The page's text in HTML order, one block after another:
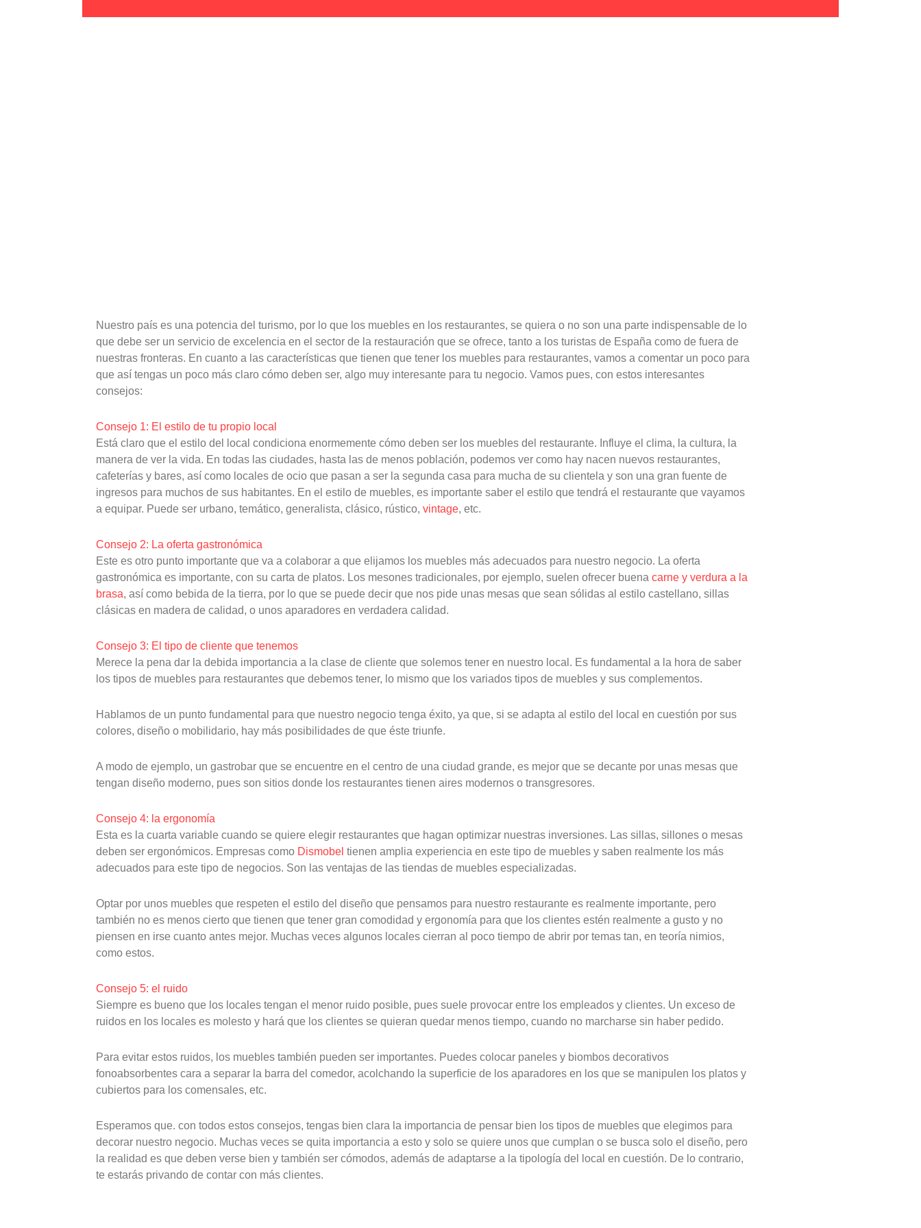
Nuestro país es una potencia del turismo, por lo que los muebles en los restaurantes, se quiera o no son una parte indispensable de lo
que debe ser un servicio de excelencia en el sector de la restauración que se ofrece, tanto a los turistas de España como de fuera de
nuestras fronteras. En cuanto a las características que tienen que tener los muebles para restaurantes, vamos a comentar un poco para
que así tengas un poco más claro cómo deben ser, algo muy interesante para tu negocio. Vamos pues, con estos interesantes
consejos:
Consejo 1: El estilo de tu propio local
Está claro que el estilo del local condiciona enormemente cómo deben ser los muebles del restaurante. Influye el clima, la cultura, la
manera de ver la vida. En todas las ciudades, hasta las de menos población, podemos ver como hay nacen nuevos restaurantes,
cafeterías y bares, así como locales de ocio que pasan a ser la segunda casa para mucha de su clientela y son una gran fuente de
ingresos para muchos de sus habitantes. En el estilo de muebles, es importante saber el estilo que tendrá el restaurante que vayamos
a equipar. Puede ser urbano, temático, generalista, clásico, rústico, vintage, etc.
Consejo 2: La oferta gastronómica
Este es otro punto importante que va a colaborar a que elijamos los muebles más adecuados para nuestro negocio. La oferta
gastronómica es importante, con su carta de platos. Los mesones tradicionales, por ejemplo, suelen ofrecer buena carne y verdura a la
brasa, así como bebida de la tierra, por lo que se puede decir que nos pide unas mesas que sean sólidas al estilo castellano, sillas
clásicas en madera de calidad, o unos aparadores en verdadera calidad.
Consejo 3: El tipo de cliente que tenemos
Merece la pena dar la debida importancia a la clase de cliente que solemos tener en nuestro local. Es fundamental a la hora de saber
los tipos de muebles para restaurantes que debemos tener, lo mismo que los variados tipos de muebles y sus complementos.
Hablamos de un punto fundamental para que nuestro negocio tenga éxito, ya que, si se adapta al estilo del local en cuestión por sus
colores, diseño o mobilidario, hay más posibilidades de que éste triunfe.
A modo de ejemplo, un gastrobar que se encuentre en el centro de una ciudad grande, es mejor que se decante por unas mesas que
tengan diseño moderno, pues son sitios donde los restaurantes tienen aires modernos o transgresores.
Consejo 4: la ergonomía
Esta es la cuarta variable cuando se quiere elegir restaurantes que hagan optimizar nuestras inversiones. Las sillas, sillones o mesas
deben ser ergonómicos. Empresas como Dismobel tienen amplia experiencia en este tipo de muebles y saben realmente los más
adecuados para este tipo de negocios. Son las ventajas de las tiendas de muebles especializadas.
Optar por unos muebles que respeten el estilo del diseño que pensamos para nuestro restaurante es realmente importante, pero
también no es menos cierto que tienen que tener gran comodidad y ergonomía para que los clientes estén realmente a gusto y no
piensen en irse cuanto antes mejor. Muchas veces algunos locales cierran al poco tiempo de abrir por temas tan, en teoría nimios,
como estos.
Consejo 5: el ruido
Siempre es bueno que los locales tengan el menor ruido posible, pues suele provocar entre los empleados y clientes. Un exceso de
ruidos en los locales es molesto y hará que los clientes se quieran quedar menos tiempo, cuando no marcharse sin haber pedido.
Para evitar estos ruidos, los muebles también pueden ser importantes. Puedes colocar paneles y biombos decorativos
fonoabsorbentes cara a separar la barra del comedor, acolchando la superficie de los aparadores en los que se manipulen los platos y
cubiertos para los comensales, etc.
Esperamos que. con todos estos consejos, tengas bien clara la importancia de pensar bien los tipos de muebles que elegimos para
decorar nuestro negocio. Muchas veces se quita importancia a esto y solo se quiere unos que cumplan o se busca solo el diseño, pero
la realidad es que deben verse bien y también ser cómodos, además de adaptarse a la tipología del local en cuestión. De lo contrario,
te estarás privando de contar con más clientes.